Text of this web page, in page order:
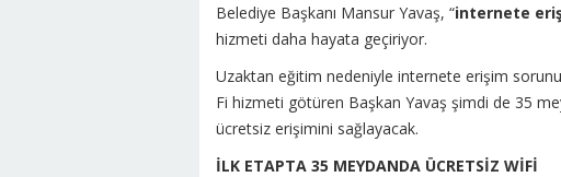
Belediye Başkanı Mansur Yavaş, “internete
hizmeti daha hayata geçiriyor.
Uzaktan eğitim nedeniyle internete erişim
Fi hizmeti götüren Başkan Yavaş şimdi de 35
ücretsiz erişimini sağlayacak.
İLK ETAPTA 35 MEYDANDA ÜCRETSİZ WİFİ